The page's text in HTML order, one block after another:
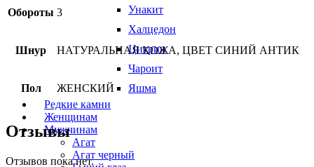
Унакит
Халцедон
Цитрин
Чароит
Яшма
Редкие камни
Женщинам
Мужчинам
Агат
Агат черный
Обороты 3
Шнур НАТУРАЛЬНАЯ КОЖА, ЦВЕТ СИНИЙ АНТИК
Пол ЖЕНСКИЙ
Отзывы
Отзывов пока нет.